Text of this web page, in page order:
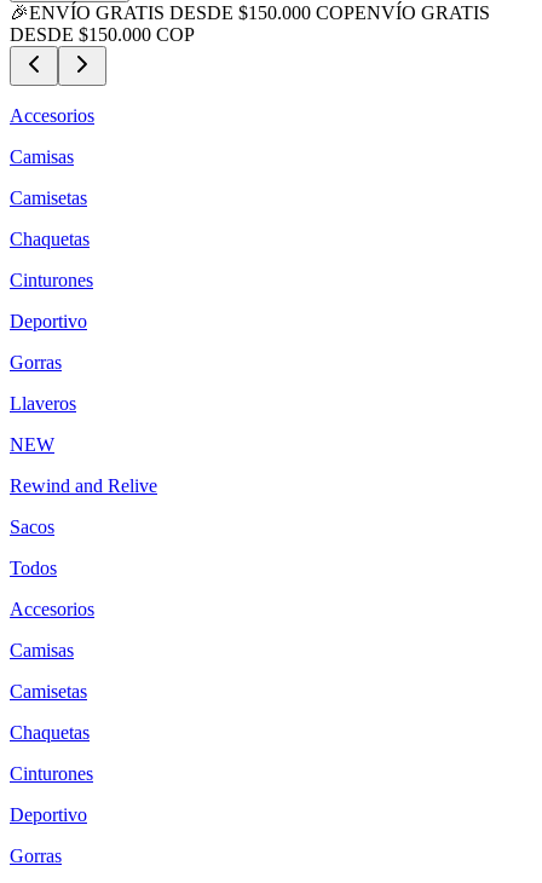
🎉ENVÍO GRATIS DESDE $150.000 COPENVÍO GRATIS
DESDE $150.000 COP
Accesorios
Camisas
Camisetas
Chaquetas
Cinturones
Deportivo
Gorras
Llaveros
NEW
Rewind and Relive
Sacos
Todos
Accesorios
Camisas
Camisetas
Chaquetas
Cinturones
Deportivo
Gorras